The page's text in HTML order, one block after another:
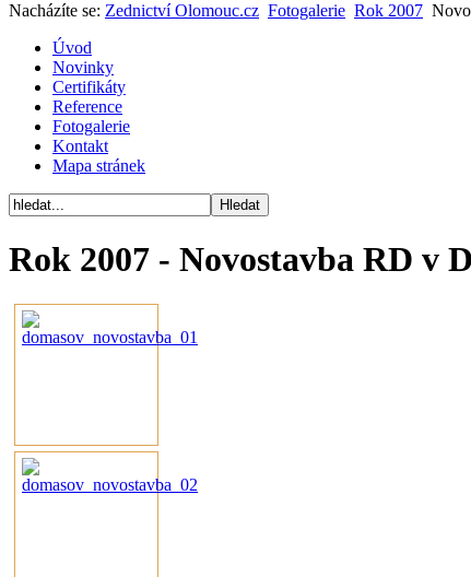
Nacházíte se: Zednictví Olomouc.cz Fotogalerie Rok 2007
Úvod
Novinky
Certifikáty
Reference
Fotogalerie
Kontakt
Mapa stránek
Rok 2007 - Novostavba RD v